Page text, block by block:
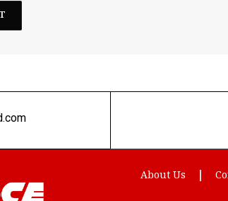
About Us